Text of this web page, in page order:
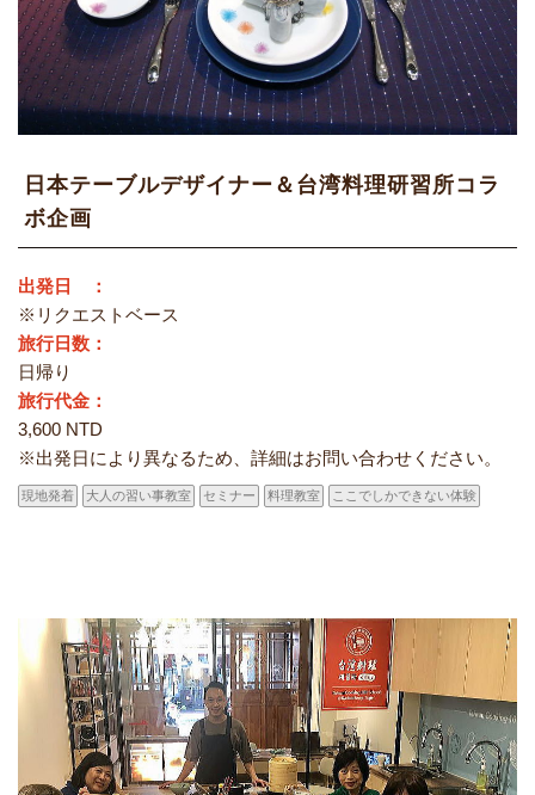
日本テーブルデザイナー＆台湾料理研習所コラ
ボ企画
出発日 ：
※リクエストベース
旅行日数：
日帰り
旅行代金：
3,600 NTD
※出発日により異なるため、詳細はお問い合わせください。
現地発着 大人の習い事教室 セミナー 料理教室 ここでしかできない体験